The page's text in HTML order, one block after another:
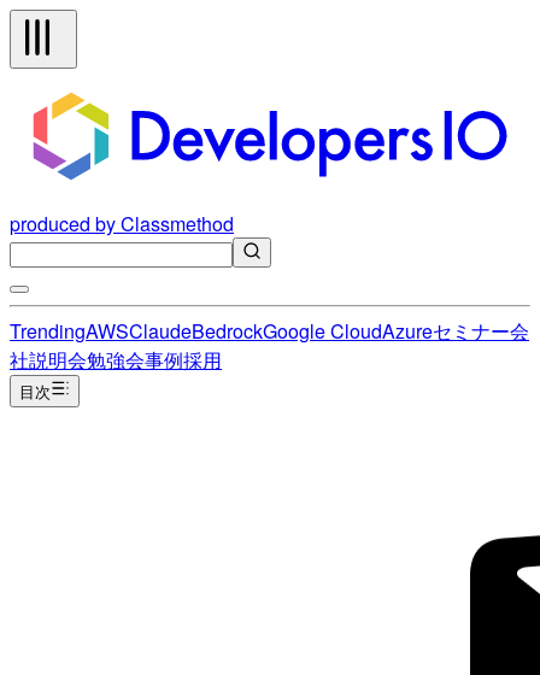
produced by Classmethod
TrendingAWSClaudeBedrockGoogle CloudAzureセミナー会
社説明会勉強会事例採用
目次